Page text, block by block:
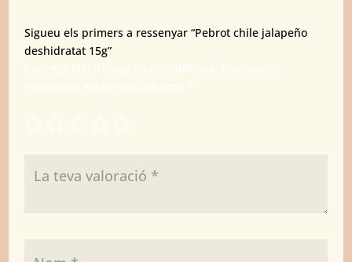
Sigueu els primers a ressenyar “Pebrot chile jalapeño
deshidratat 15g”